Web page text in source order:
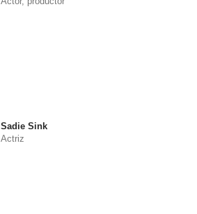
Sadie Sink
Actriz